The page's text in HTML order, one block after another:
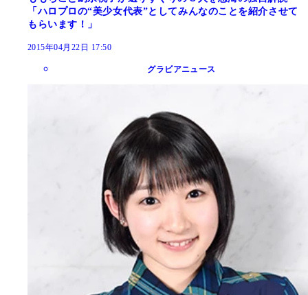
「ハロプロの“美少女代表”としてみんなのことを紹介させて
もらいます！」
2015年04月22日 17:50
グラビアニュース